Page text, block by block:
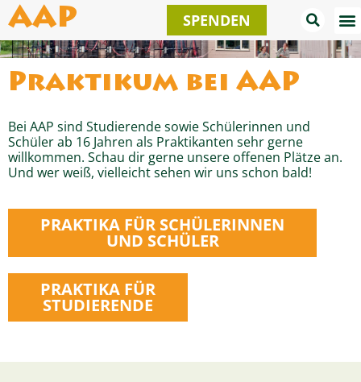
Zum
Inhalt
springen
AAP SPENDEN
Praktikum bei AAP
Bei AAP sind Studierende sowie Schülerinnen und
Schüler ab 16 Jahren als Praktikanten sehr gerne
willkommen. Schau dir gerne unsere offenen Plätze an.
Und wer weiß, vielleicht sehen wir uns schon bald!
PRAKTIKA FÜR SCHÜLERINNEN
UND SCHÜLER
PRAKTIKA FÜR
STUDIERENDE